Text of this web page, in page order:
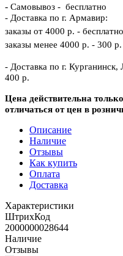
- Самовывоз - бесплатно
- Доставка по г. Армавир:
заказы от 4000 р. -
заказы менее 4000 р. - 300 р.
- Доставка по г.
400 р.
Цена действительна
отличаться от цен в
Описание
Наличие
Отзывы
Как купить
Оплата
Доставка
Характеристики
ШтрихКод
2000000028644
Наличие
Отзывы